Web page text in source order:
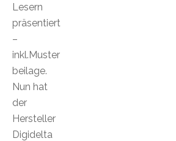
Lesern
präsentiert
–
inkl.Muster
beilage.
Nun hat
der
Hersteller
Digidelta